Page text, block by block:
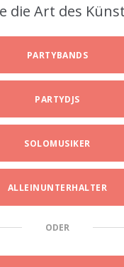
die Art des
PARTYBANDS
PARTYDJS
SOLOMUSIKER
ALLEINUNTERHALTER
ODER